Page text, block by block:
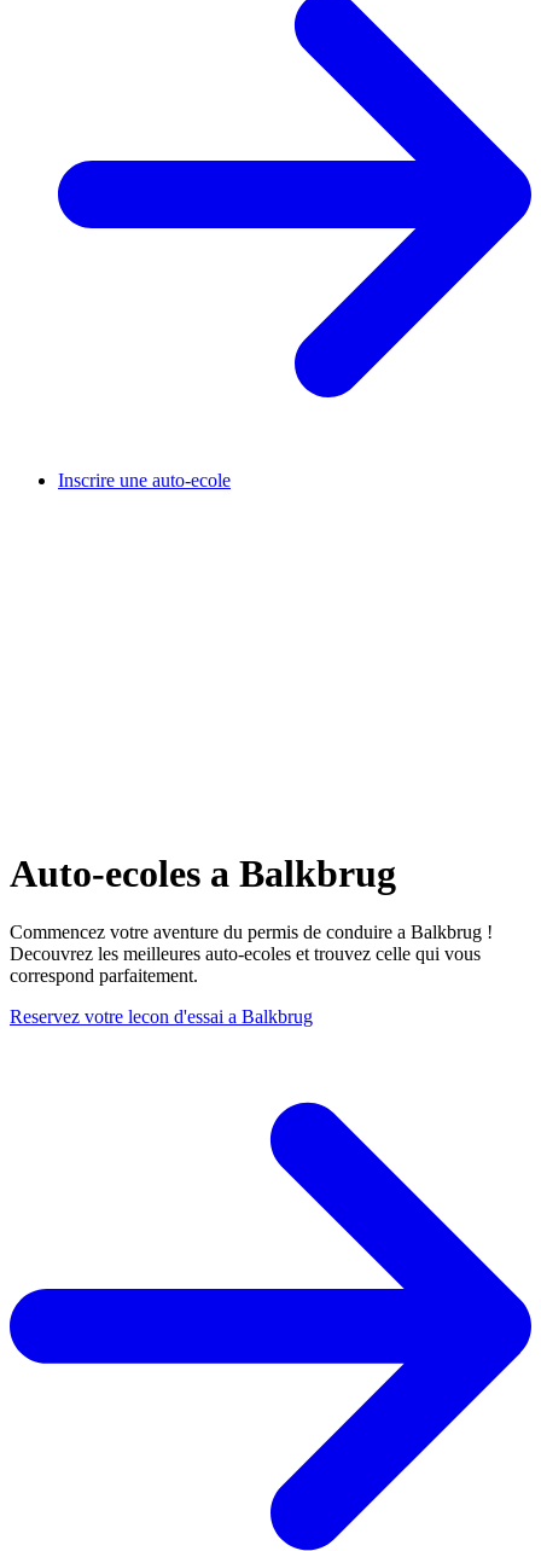
Inscrire une auto-ecole
Auto-ecoles a Balkbrug
Commencez votre aventure du permis de conduire a Balkbrug !
Decouvrez les meilleures auto-ecoles et trouvez celle qui vous
correspond parfaitement.
Reservez votre lecon d'essai a Balkbrug